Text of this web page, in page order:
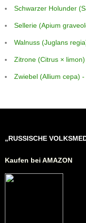
Schwarzer Holunder
Sellerie (Apium
Walnuss (Juglans
Zitrone (Citrus ×
Zwiebel (Allium cepa)
„RUSSISCHE
Kaufen bei AMAZON